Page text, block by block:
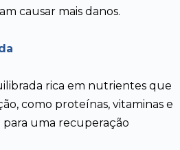
causar mais danos.
rica em nutrientes que
como proteínas, vitaminas e
uma recuperação